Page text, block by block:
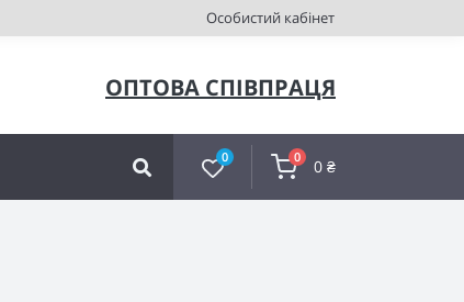
Особистий кабінет
ОПТОВА СПІВПРАЦЯ
0 0 0 ₴